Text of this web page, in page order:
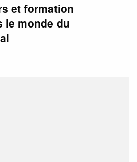
et formation
le monde du